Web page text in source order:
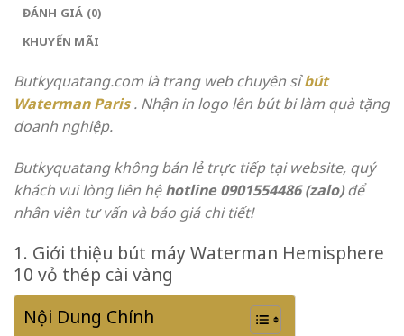
ĐÁNH GIÁ (0)
KHUYẾN MÃI
Butkyquatang.com là trang web chuyên sỉ bút
Waterman Paris. Nhận in logo lên bút bi làm quà tặng
doanh nghiệp.
Butkyquatang không bán lẻ trực tiếp tại website, quý
khách vui lòng liên hệhotline 0901554486 (zalo)để
nhân viên tư vấn và báo giá chi tiết!
1. Giới thiệu bút máy Waterman Hemisphere
10 vỏ thép cài vàng
Nội Dung Chính